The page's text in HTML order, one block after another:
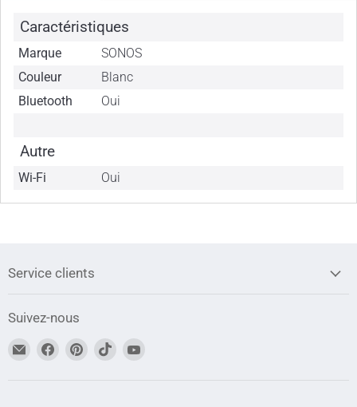
Caractéristiques
Marque
SONOS
Couleur
Blanc
Bluetooth
Oui
Autre
Wi-Fi Oui
Service clients
Suivez-nous
Trouvez-Trouvez-Trouvez-Trouvez-